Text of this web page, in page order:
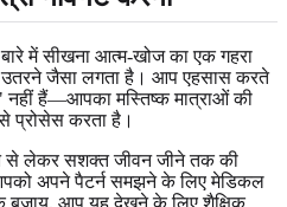
में सीखना आत्म-खोज का एक गहरा
जैसा लगता है। आप एहसास करते
हैं—आपका मस्तिष्क मात्राओं की
प्रोसेस करता है।
से लेकर सशक्त जीवन जीने तक की
अपने पैटर्न समझने के लिए मेडिकल
बजाय, आप यह देखने के लिए शैक्षिक